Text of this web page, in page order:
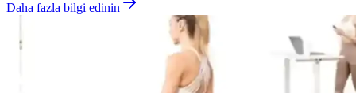
Daha fazla bilgi edinin